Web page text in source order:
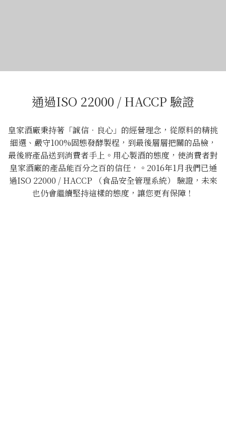
通過ISO 22000 / HACCP 驗證
皇家酒廠秉持著「誠信．良心」的經營理念，從原料的精挑
細選、嚴守100%固態發酵製程，到最後層層把關的品檢，
最後將產品送到消費者手上。用心製酒的態度，使消費者對
皇家酒廠的產品能百分之百的信任，。2016年1月我們已通
過ISO 22000 / HACCP （食品安全管理系統） 驗證，未來
也仍會繼續堅持這樣的態度，讓您更有保障！